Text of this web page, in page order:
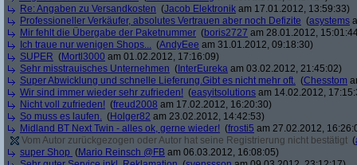
Re: Angaben zu Versandkosten (Jacob Elektronik am 17.01.2012, 13:59:33)
Professioneller Verkäufer, absolutes Vertrauen aber noch Defizite (asystems
Mir fehlt die Übergabe der Paketnummer (boris2727 am 28.01.2012,
Ich traue nur wenigen Shops... (AndyEee am 31.01.2012, 09:18:30)
SUPER (Mortl3000 am 01.02.2012, 17:16:09)
Sehr misstrauisches Unternehmen ( InterEureka am 03.02.2012, 21:45:02)
Super Abwicklung und schnelle Lieferung.Gibt es nicht mehr oft. (Chesstom
Wir sind immer wieder sehr zufrieden! (easyitsolutions am 14.02.2012,
Nicht voll zufrieden! (freud2008 am 17.02.2012, 16:20:30)
So muss es laufen. (Holger82 am 23.02.2012, 14:42:53)
Midland BT Next Twin - alles ok, gerne wieder! (frosti5 am 27.02.2012,
Vom Autor zurückgezogen oder Autor hat seine Registrierung nicht bestätigt (
super Shop (Mario Reinsch @FB am 06.03.2012, 16:08:05)